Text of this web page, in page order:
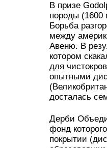
В призе
породы (1600
Борьба
между
Авеню. В
котором
для
опытными
досталась
Дерби
фонд
покрытии